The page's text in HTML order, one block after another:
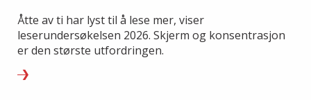
Åtte av ti har lyst til å lese mer, viser
leserundersøkelsen 2026. Skjerm og konsentrasjon
er den største utfordringen.